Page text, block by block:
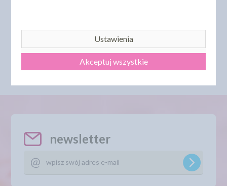
newsletter
Ustawienia
Akceptuj wszystkie